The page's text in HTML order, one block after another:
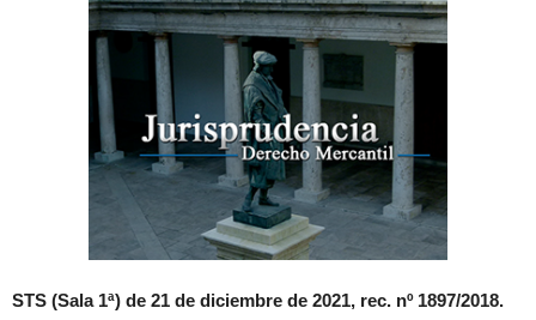
STS (Sala 1ª) de 21 de diciembre de 2021, rec. nº 1897/2018.